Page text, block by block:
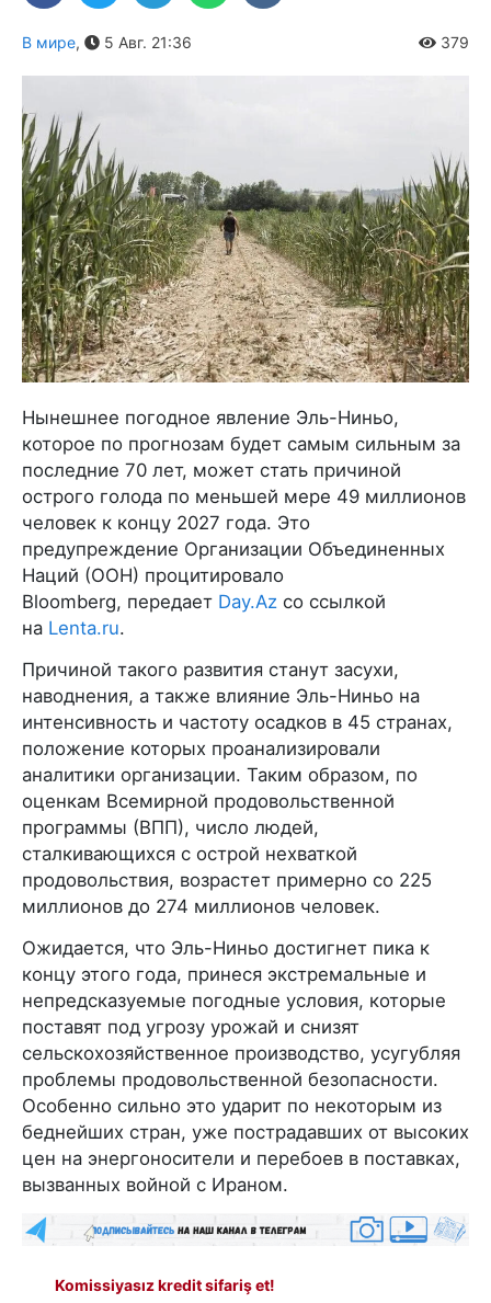
В мире, 5 Авг. 21:36 379
Нынешнее погодное явление Эль-Ниньо,
которое по прогнозам будет самым сильным за
последние 70 лет, может стать причиной
острого голода по меньшей мере 49 миллионов
человек к концу 2027 года. Это
предупреждение Организации Объединенных
Наций (ООН) процитировало
Bloomberg, передает Day.Az со ссылкой
на Lenta.ru.
Причиной такого развития станут засухи,
наводнения, а также влияние Эль-Ниньо на
интенсивность и частоту осадков в 45 странах,
положение которых проанализировали
аналитики организации. Таким образом, по
оценкам Всемирной продовольственной
программы (ВПП), число людей,
сталкивающихся с острой нехваткой
продовольствия, возрастет примерно со 225
миллионов до 274 миллионов человек.
Ожидается, что Эль-Ниньо достигнет пика к
концу этого года, принеся экстремальные и
непредсказуемые погодные условия, которые
поставят под угрозу урожай и снизят
сельскохозяйственное производство, усугубляя
проблемы продовольственной безопасности.
Особенно сильно это ударит по некоторым из
беднейших стран, уже пострадавших от высоких
цен на энергоносители и перебоев в поставках,
вызванных войной с Ираном.
Komissiyasız kredit sifariş et!